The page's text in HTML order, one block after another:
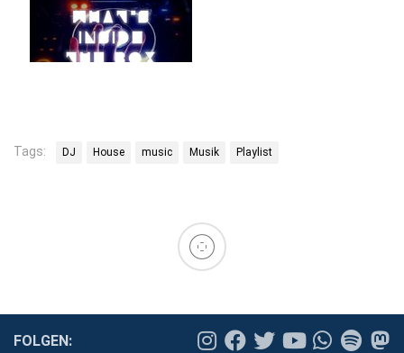
Tags: DJ House music Musik Playlist
FOLGEN: